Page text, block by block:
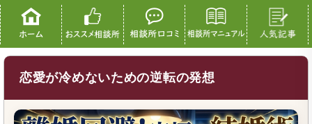
恋愛が冷めないための逆転の発想